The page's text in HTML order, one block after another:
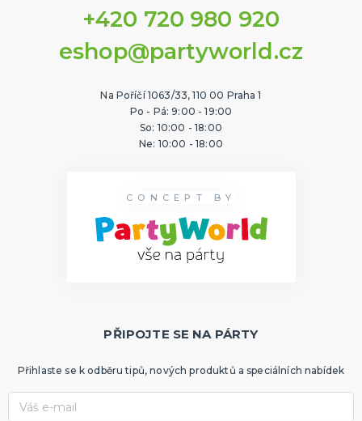
+420 720 980 920
eshop@partyworld.cz
Na Poříčí 1063/33, 110 00 Praha 1
Po - Pá: 9:00 - 19:00
So: 10:00 - 18:00
Ne: 10:00 - 18:00
CONCEPT BY
PŘIPOJTE SE NA PÁRTY
Přihlaste se k odběru tipů, nových produktů a speciálních nabídek